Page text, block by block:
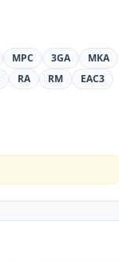
MPC 3GA
MKA
RA RM EAC3